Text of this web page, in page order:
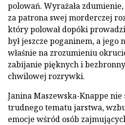
polowań. Wyrażała
za patrona swej morderczej
który polował dopóki
był jeszcze poganinem, a jego
właśnie na zrozumieniu
zabijanie pięknych i
chwilowej rozrywki.
Janina Maszewska-Knappe nie
trudnego tematu jarstwa,
emocje wśród osób